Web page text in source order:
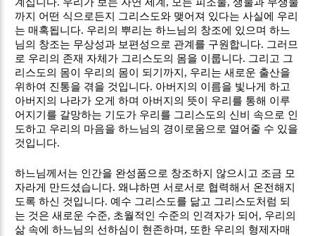
까지 어떤 식으로든지 그리스도와 맺어져 있다는 사실에 우리
는 매혹됩니다. 우리의 뿌리는 하느님의 창조에 있으며 하느
님의 창조는 무상성과 보편성으로 관계를 구원합니다. 그러므
로 우리의 존재 자체가 그리스도의 몸을 이룹니다. 그리고 그
리스도의 몸이 우리의 몸이 되기까지 , 우리는 새로운 출산을
위하여 진통을 겪을 것입니다. 아버지의 이름을 빛나게 하고
아버지의 나라가 오게 하며 아버지의 뜻이 우리를 통해 이루
어지기를 갈망하는 기도가 우리를 그리스도의 신비 속으로 인
도하고 우리의 마음을 하느님의 경이로움으로 열어줄 수 있을
것입니다.
하느님께서는 인간을 완성품으로 창조하지 않으시고 조금 모
자라게 만드셨습니다.왜냐하면 서로서로 협력해서 온전해지
도록 하신 것입니다.예수 그리스도를 닮고 그리스도처럼 되
는 것은 새로운 수준, 초월적인 수준의 인격자가 되어 , 우리의
삶 속에 하느님의 선하심이 현존하며 , 또한 우리의 형제자매